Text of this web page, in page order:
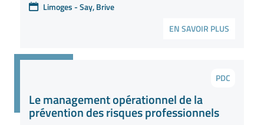
Limoges - Say, Brive
EN SAVOIR PLUS
PDC
Le management opérationnel de la
prévention des risques professionnels